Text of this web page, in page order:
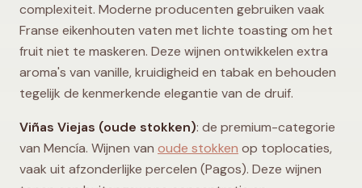
complexiteit. Moderne producenten gebruiken vaak
Franse eikenhouten vaten met lichte toasting om het
fruit niet te maskeren. Deze wijnen ontwikkelen extra
aroma's van vanille, kruidigheid en tabak en behouden
tegelijk de kenmerkende elegantie van de druif.
Viñas Viejas (oude stokken): de premium-categorie
van Mencía. Wijnen van oude stokken op toplocaties,
vaak uit afzonderlijke percelen (Pagos). Deze wijnen